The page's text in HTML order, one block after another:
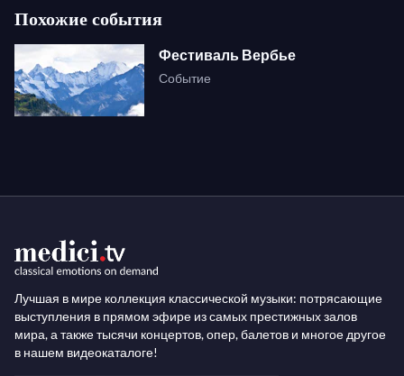
Похожие события
Фестиваль Вербье
Событие
Лучшая в мире коллекция классической музыки: потрясающие
выступления в прямом эфире из самых престижных залов
мира, а также тысячи концертов, опер, балетов и многое другое
в нашем видеокаталоге!